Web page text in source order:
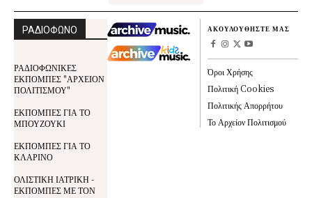
ΡΑΔΙΟΦΩΝΟ
ΡΑΔΙΟΦΩΝΙΚΕΣ
ΕΚΠΟΜΠΕΣ "ΑΡΧΕΙΟΝ
ΠΟΛΙΤΙΣΜΟΥ"
ΕΚΠΟΜΠΕΣ ΓΙΑ ΤΟ
ΜΠΟΥΖΟΥΚΙ
ΕΚΠΟΜΠΕΣ ΓΙΑ ΤΟ
ΚΛΑΡΙΝΟ
ΟΛΙΣΤΙΚΗ ΙΑΤΡΙΚΗ -
ΕΚΠΟΜΠΕΣ ΜΕ ΤΟΝ
ΑΚΟΥΛΟΥΘΗΣΤΕ ΜΑΣ
Όροι Χρήσης
Πολιτική Cookies
Πολιτικής Απορρήτου
Το Αρχείον Πολιτισμού